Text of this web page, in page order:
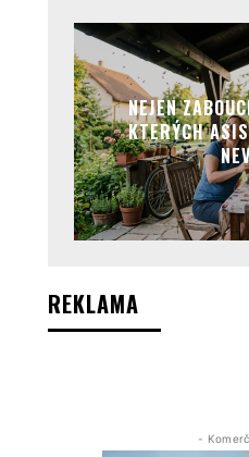
NEJEN
KTERÝCH
REKLAMA
-